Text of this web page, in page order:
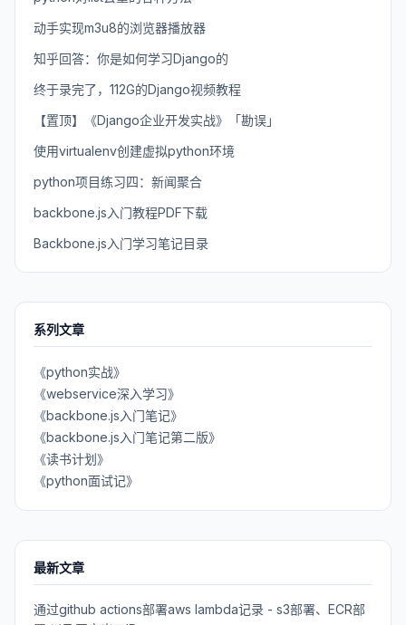
动手实现m3u8的浏览器播放器
知乎回答：你是如何学习Django的
终于录完了，112G的Django视频教程
【置顶】《Django企业开发实战》「勘误」
使用virtualenv创建虚拟python环境
python项目练习四：新闻聚合
backbone.js入门教程PDF下载
Backbone.js入门学习笔记目录
系列文章
《python实战》
《webservice深入学习》
《backbone.js入门笔记》
《backbone.js入门笔记第二版》
《读书计划》
《python面试记》
最新文章
通过github actions部署aws lambda记录 - s3部署、ECR部